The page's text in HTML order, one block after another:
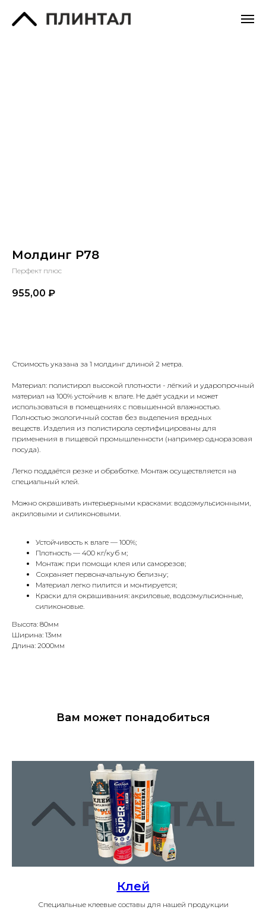
Молдинг P78
Перфект плюс
955,00 ₽
Стоимость указана за 1 молдинг длиной 2 метра.
Материал: полистирол высокой плотности - лёгкий и ударопрочный
материал на 100% устойчив к влаге. Не даёт усадки и может
использоваться в помещениях с повышенной влажностью.
Полностью экологичный состав без выделения вредных
веществ. Изделия из полистирола сертифицированы для
применения в пищевой промышленности (например одноразовая
посуда).
Легко поддаётся резке и обработке. Монтаж осуществляется на
специальный клей.
Можно окрашивать интерьерными красками: водоэмульсионными,
акриловыми и силиконовыми.
Устойчивость к влаге — 100%;
Плотность — 400 кг/куб м;
Монтаж: при помощи клея или саморезов;
Сохраняет первоначальную белизну;
Материал легко пилится и монтируется;
Краски для окрашивания: акриловые, водоэмульсионные,
силиконовые.
Высота: 80мм
Ширина: 13мм
Длина: 2000мм
Вам может понадобиться
Клей
Специальные клеевые составы для нашей продукции